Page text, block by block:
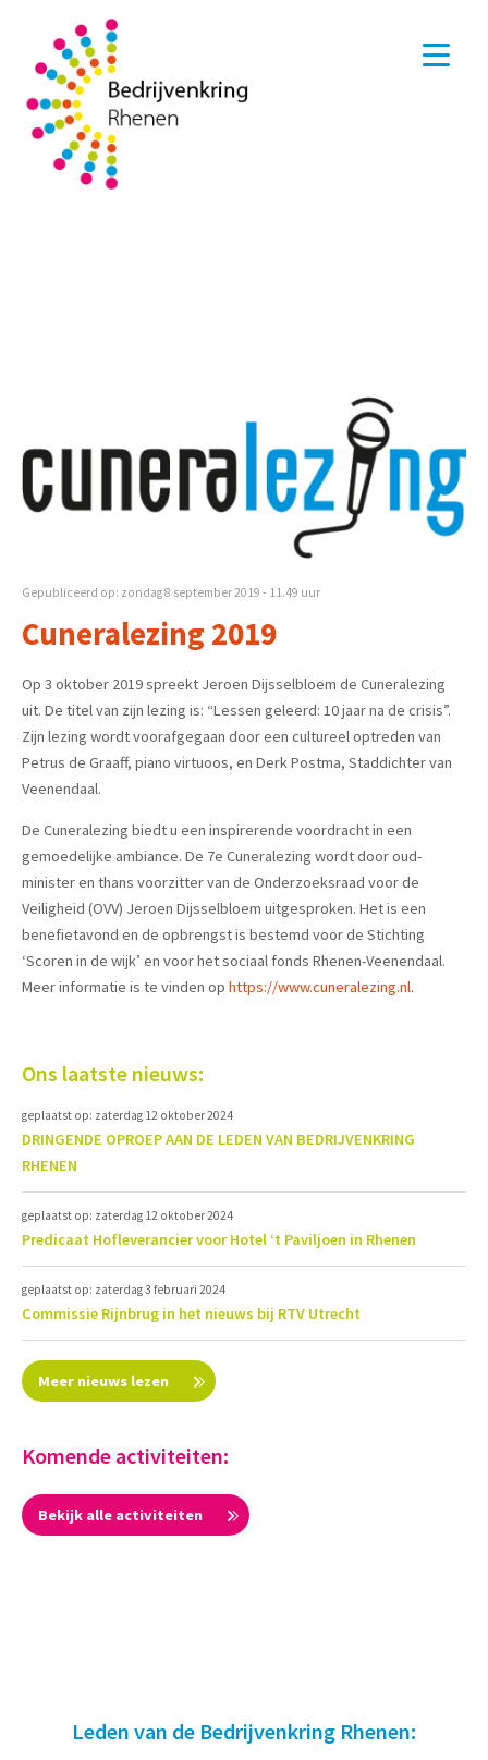
Gepubliceerd op: zondag 8 september 2019 - 11.49 uur
Cuneralezing 2019
Op 3 oktober 2019 spreekt Jeroen Dijsselbloem de Cuneralezing
uit. De titel van zijn lezing is: “Lessen geleerd: 10 jaar na de crisis”.
Zijn lezing wordt voorafgegaan door een cultureel optreden van
Petrus de Graaff, piano virtuoos, en Derk Postma, Staddichter van
Veenendaal.
De Cuneralezing biedt u een inspirerende voordracht in een
gemoedelijke ambiance. De 7e Cuneralezing wordt door oud-
minister en thans voorzitter van de Onderzoeksraad voor de
Veiligheid (OVV) Jeroen Dijsselbloem uitgesproken. Het is een
benefietavond en de opbrengst is bestemd voor de Stichting
‘Scoren in de wijk’ en voor het sociaal fonds Rhenen-Veenendaal.
Meer informatie is te vinden op https://www.cuneralezing.nl.
Ons laatste nieuws:
geplaatst op: zaterdag 12 oktober 2024
DRINGENDE OPROEP AAN DE LEDEN VAN BEDRIJVENKRING
RHENEN
geplaatst op: zaterdag 12 oktober 2024
Predicaat Hofleverancier voor Hotel ‘t Paviljoen in Rhenen
geplaatst op: zaterdag 3 februari 2024
Commissie Rijnbrug in het nieuws bij RTV Utrecht
Meer nieuws lezen
Komende activiteiten:
Bekijk alle activiteiten
Leden van de Bedrijvenkring Rhenen: